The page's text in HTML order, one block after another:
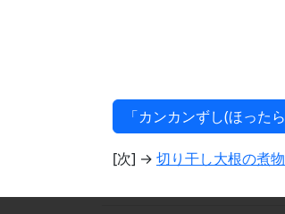
[次] → 切り干し大根の煮物